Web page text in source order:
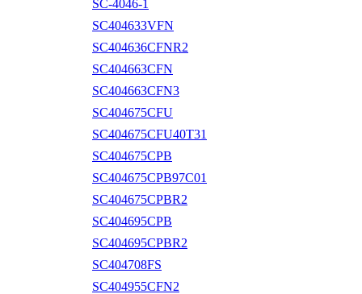
SC-4046-1
SC404633VFN
SC404636CFNR2
SC404663CFN
SC404663CFN3
SC404675CFU
SC404675CFU40T31
SC404675CPB
SC404675CPB97C01
SC404675CPBR2
SC404695CPB
SC404695CPBR2
SC404708FS
SC404955CFN2